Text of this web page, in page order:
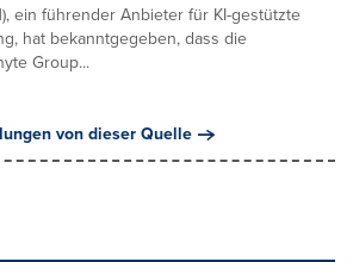
ein führender Anbieter für KI-gestützte
hat bekanntgegeben, dass die
Group...
von dieser Quelle